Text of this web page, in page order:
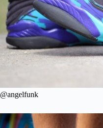
@angelfunk